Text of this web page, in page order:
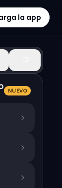
la app
NUEVO